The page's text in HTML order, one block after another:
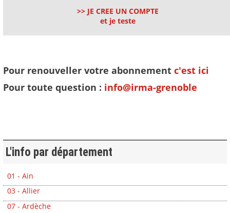
>> JE CREE UN COMPTE
et je teste
Pour renouveller votre abonnement c'est ici
Pour toute question : info@irma-grenoble
L'info par département
01 - Ain
03 - Allier
07 - Ardèche